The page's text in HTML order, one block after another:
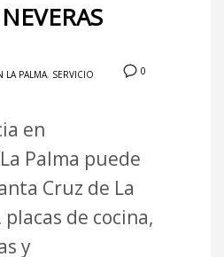
0
LA PALMA, SERVICIO
en
Palma puede
Cruz de La
de cocina,
y